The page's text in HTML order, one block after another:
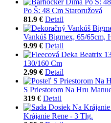
Po Š: 48 Cm Staroružová
81.9 € Detail
Vankúš Bigmex, 65/65cm,
9.99 € Detail
130/160 Cm
2.99 € Detail
S Priestorom Na Hru
319 € Detail
Krájanie Rene - 3 Tlg.